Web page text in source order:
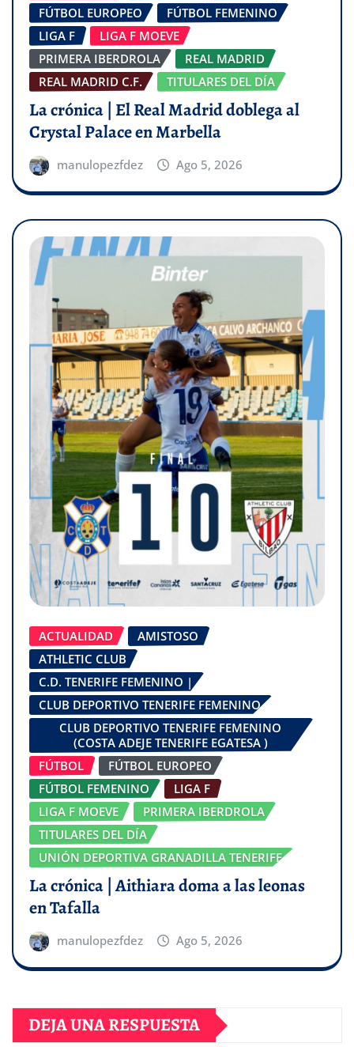
FÚTBOL EUROPEO
FÚTBOL FEMENINO
LIGA F
LIGA F MOEVE
PRIMERA IBERDROLA
REAL MADRID
REAL MADRID C.F.
TITULARES DEL DÍA
La crónica | El Real Madrid doblega al
Crystal Palace en Marbella
manulopezfdez Ago 5, 2026
ACTUALIDAD
AMISTOSO
ATHLETIC CLUB
C.D. TENERIFE FEMENINO |
CLUB DEPORTIVO TENERIFE FEMENINO
CLUB DEPORTIVO TENERIFE FEMENINO
(COSTA ADEJE TENERIFE EGATESA )
FÚTBOL
FÚTBOL EUROPEO
FÚTBOL FEMENINO
LIGA F
LIGA F MOEVE
PRIMERA IBERDROLA
TITULARES DEL DÍA
UNIÓN DEPORTIVA GRANADILLA TENERIFE
La crónica | Aithiara doma a las leonas
en Tafalla
manulopezfdez Ago 5, 2026
DEJA UNA RESPUESTA